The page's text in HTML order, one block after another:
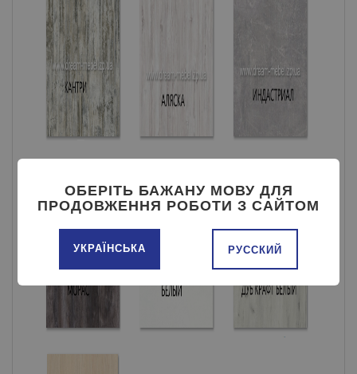
ОБЕРІТЬ БАЖАНУ МОВУ ДЛЯ
ПРОДОВЖЕННЯ РОБОТИ З САЙТОМ
УКРАЇНСЬКА РУССКИЙ